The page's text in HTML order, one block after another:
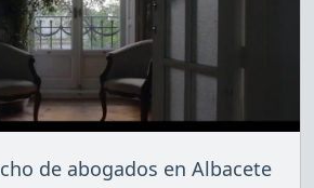
de abogados en Albacete